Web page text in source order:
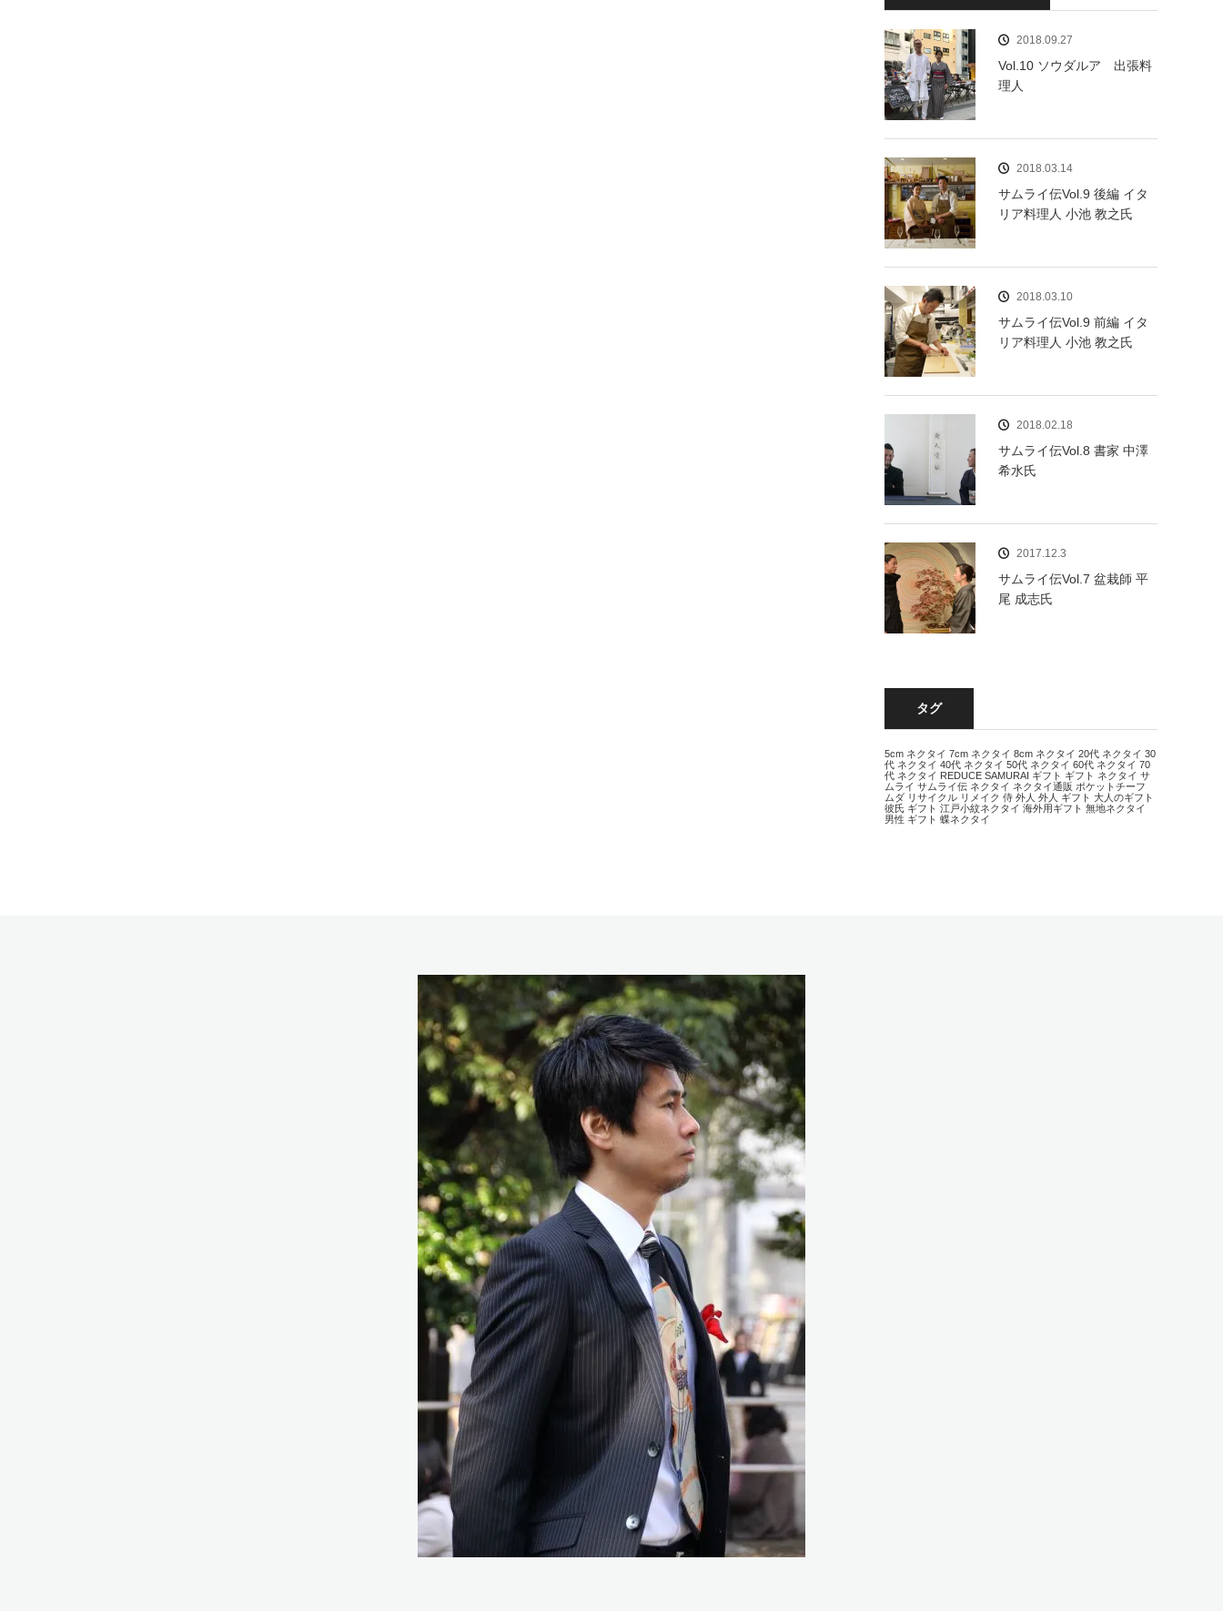
2018.09.27
Vol.10 ソウダルア 出張料
理人
2018.03.14
サムライ伝Vol.9 後編 イタ
リア料理人 小池 教之氏
2018.03.10
サムライ伝Vol.9 前編 イタ
リア料理人 小池 教之氏
2018.02.18
サムライ伝Vol.8 書家 中澤
希水氏
2017.12.3
サムライ伝Vol.7 盆栽師 平
尾 成志氏
タグ
5cm ネクタイ 7cm ネクタイ 8cm ネクタイ 20代 ネクタイ 30
代 ネクタイ 40代 ネクタイ 50代 ネクタイ 60代 ネクタイ 70
代 ネクタイ REDUCE SAMURAI ギフト ギフト ネクタイ サ
ムライ サムライ伝 ネクタイ ネクタイ通販 ポケットチーフ
ムダ リサイクル リメイク 侍 外人 外人 ギフト 大人のギフト
彼氏 ギフト 江戸小紋ネクタイ 海外用ギフト 無地ネクタイ
男性 ギフト 蝶ネクタイ